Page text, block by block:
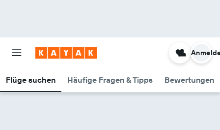
Flüge suchen Häufige Fragen & Tipps Bewertungen